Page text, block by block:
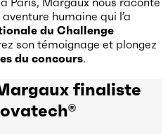
humaine qui l’a
du Challenge
son témoignage et plongez
du concours.
finaliste